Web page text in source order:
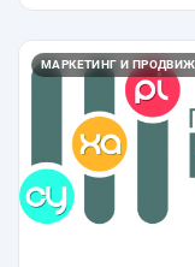
МАРКЕТИНГ И